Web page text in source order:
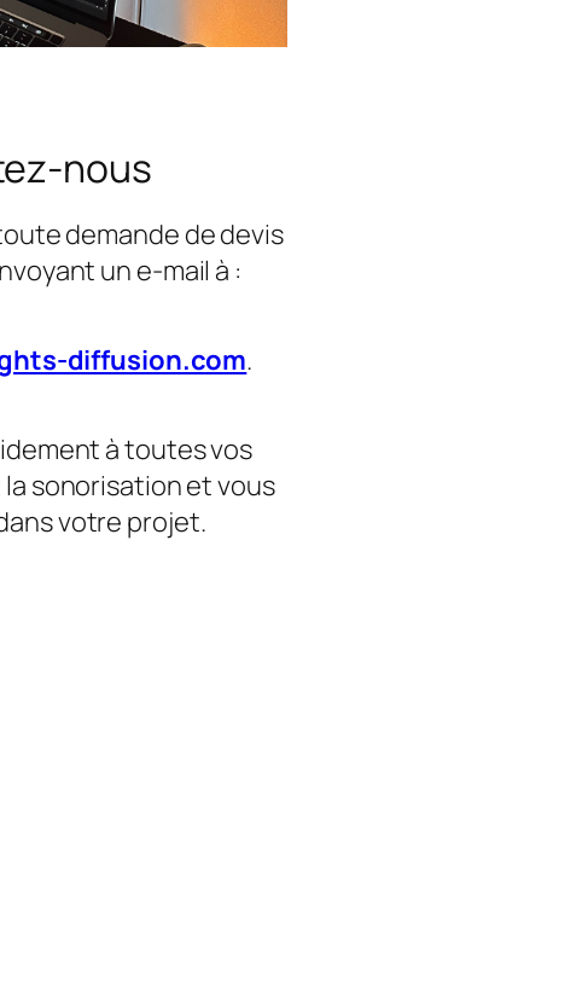
nous
demande de devis
un e-mail à :
diffusion.com.
à toutes vos
sonorisation et vous
votre projet.